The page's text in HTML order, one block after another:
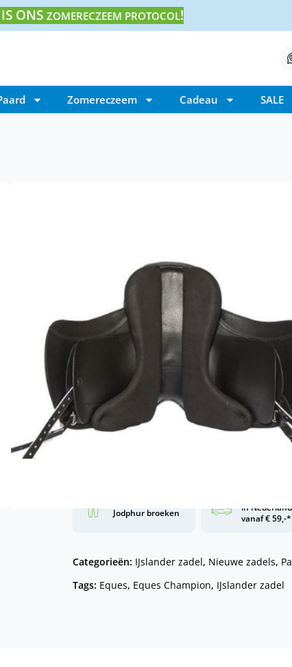
ONS ZOMERECZEEM PROTOCOL!
Zomereczeem Cadeau SALE
Eques Champion A zadel is ontworpen in
Björgvinsson.
Een prachtige kwaliteit zadel
Geschikt voor alle paarden met
Wil je weten of dit zadel past op
Maak dan een afspraak met
Jodphur broeken
in Nederland
vanaf € 59,-
Categorieën: IJslander zadel, Nieuwe zadels,
Tags: Eques, Eques Champion, IJslander zadel